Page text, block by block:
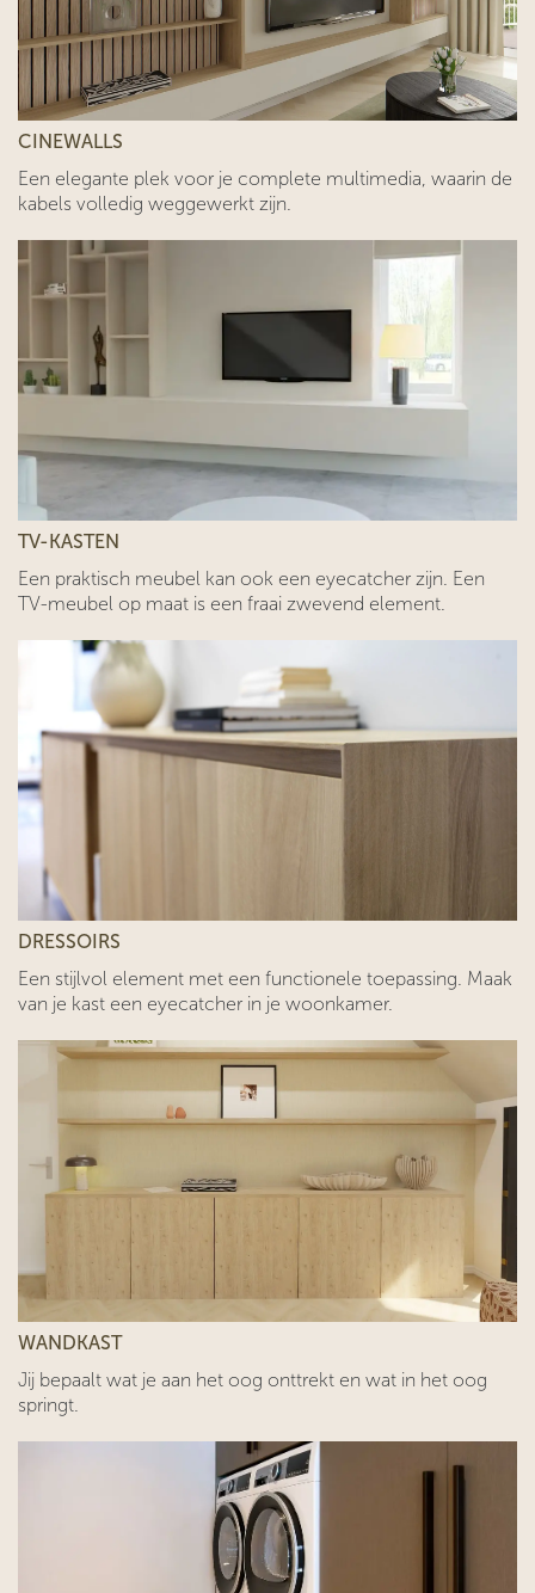
CINEWALLS
Een elegante plek voor je complete multimedia, waarin de
kabels volledig weggewerkt zijn.
TV-KASTEN
Een praktisch meubel kan ook een eyecatcher zijn. Een
TV-meubel op maat is een fraai zwevend element.
DRESSOIRS
Een stijlvol element met een functionele toepassing. Maak
van je kast een eyecatcher in je woonkamer.
WANDKAST
Jij bepaalt wat je aan het oog onttrekt en wat in het oog
springt.